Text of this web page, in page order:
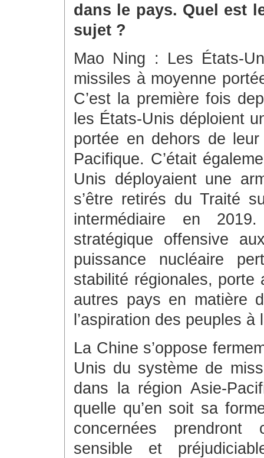
dans le pays. Quel est
sujet ?
Mao Ning : Les États-
missiles à moyenne
C’est la première fois
les États-Unis déploient
portée en dehors de
Pacifique. C’était
Unis déployaient une
s’être retirés du Traité
intermédiaire en
stratégique offensive
puissance nucléaire
stabilité régionales, porte
autres pays en matière
l’aspiration des peuples
La Chine s’oppose
Unis du système de
dans la région Asie-
quelle qu’en soit sa
concernées
sensible et